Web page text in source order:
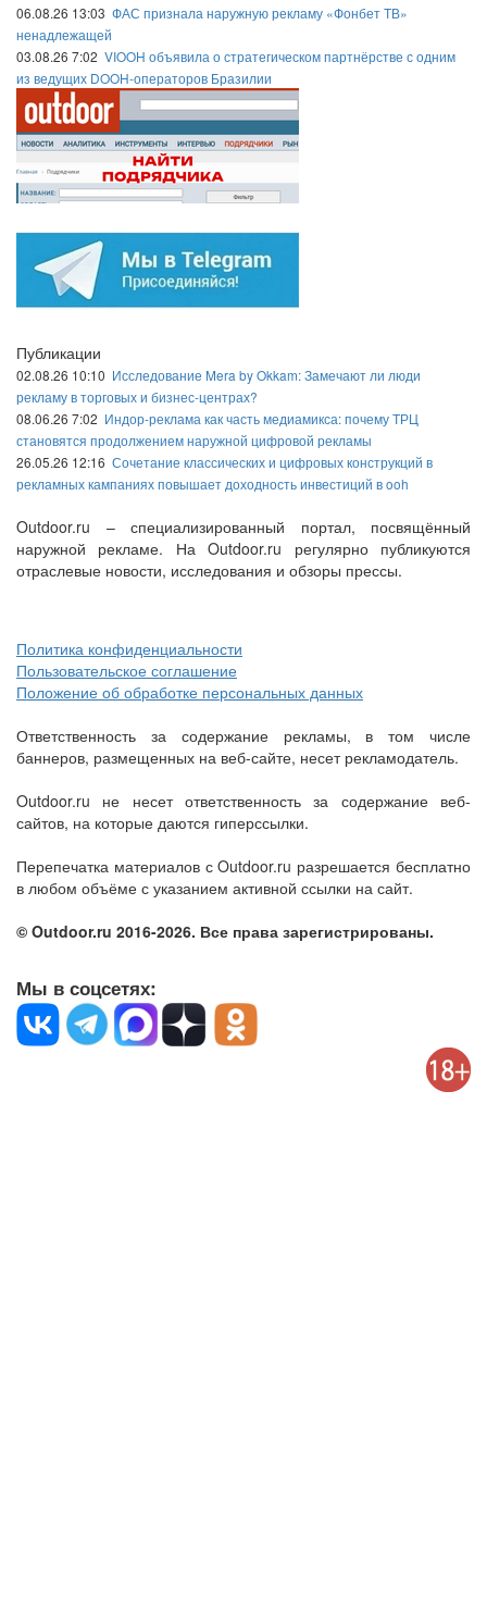
06.08.26 13:03 ФАС признала наружную рекламу «Фонбет ТВ»
ненадлежащей
03.08.26 7:02 VIOOH объявила о стратегическом партнёрстве с одним
из ведущих DOOH-операторов Бразилии
Публикации
02.08.26 10:10 Исследование Mera by Okkam: Замечают ли люди
рекламу в торговых и бизнес-центрах?
08.06.26 7:02 Индор-реклама как часть медиамикса: почему ТРЦ
становятся продолжением наружной цифровой рекламы
26.05.26 12:16 Сочетание классических и цифровых конструкций в
рекламных кампаниях повышает доходность инвестиций в ooh
Outdoor.ru – специализированный портал, посвящённый
наружной рекламе. На Outdoor.ru регулярно публикуются
отраслевые новости, исследования и обзоры прессы.
Политика конфиденциальности
Пользовательское соглашение
Положение об обработке персональных данных
Ответственность за содержание рекламы, в том числе
баннеров, размещенных на веб-сайте, несет рекламодатель.
Outdoor.ru не несет ответственность за содержание веб-
сайтов, на которые даются гиперссылки.
Перепечатка материалов с Outdoor.ru разрешается бесплатно
в любом объёме с указанием активной ссылки на сайт.
© Outdoor.ru 2016-2026. Все права зарегистрированы.
Мы в соцсетях: